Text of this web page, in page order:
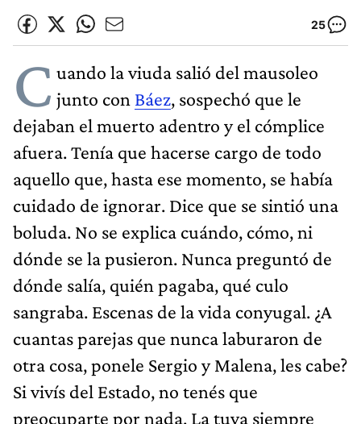
25
C uando la viuda salió del mausoleo
junto con Báez, sospechó que le
dejaban el muerto adentro y el cómplice
afuera. Tenía que hacerse cargo de todo
aquello que, hasta ese momento, se había
cuidado de ignorar. Dice que se sintió una
boluda. No se explica cuándo, cómo, ni
dónde se la pusieron. Nunca preguntó de
dónde salía, quién pagaba, qué culo
sangraba. Escenas de la vida conyugal. ¿A
cuantas parejas que nunca laburaron de
otra cosa, ponele Sergio y Malena, les cabe?
Si vivís del Estado, no tenés que
preocuparte por nada. La tuya siempre